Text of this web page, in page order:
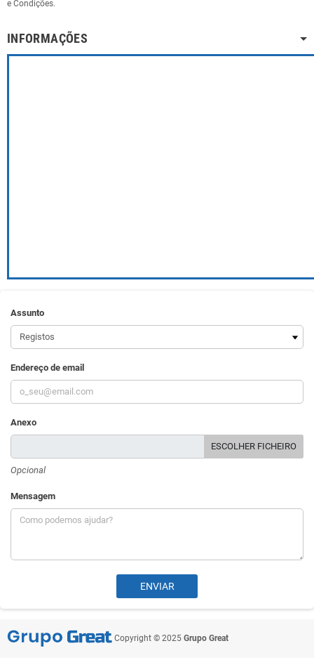
e Condições.
INFORMAÇÕES
Assunto
Endereço de email
Anexo
ESCOLHER FICHEIRO
Opcional
Mensagem
Copyright © 2025 Grupo Great